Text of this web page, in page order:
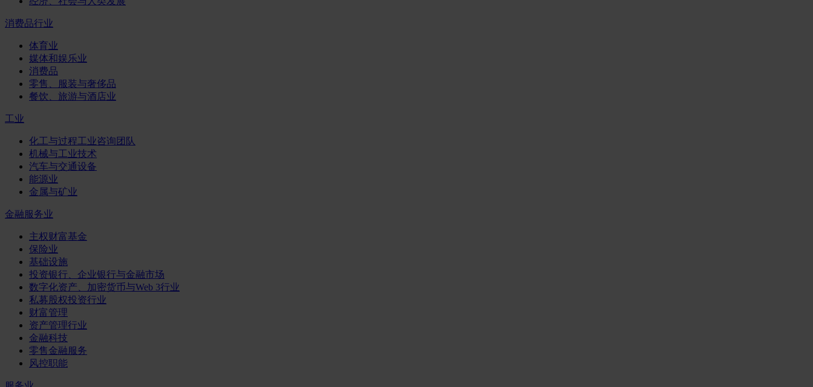
消费品行业
体育业
媒体和娱乐业
消费品
零售、服装与奢侈品
餐饮、旅游与酒店业
工业
化工与过程工业咨询团队
机械与工业技术
汽车与交通设备
能源业
金属与矿业
金融服务业
主权财富基金
保险业
基础设施
投资银行、企业银行与金融市场
数字化资产、加密货币与Web 3行业
私募股权投资行业
财富管理
资产管理行业
金融科技
零售金融服务
风控职能